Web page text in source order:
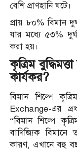
বেশি প্রাণহানি ঘটে।
প্রায় ৮০% বিমান
যার মধ্যে ৫৩%
করা হয়।
কৃত্রিম
কার্যকর?
বিমান শিল্পে
Exchange-এর
“বিমান শিল্পে
বাণিজ্যিক
কারণ, এখানে বহু